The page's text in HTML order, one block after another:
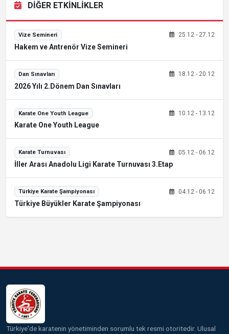
DİĞER ETKİNLİKLER
Vize Semineri 25.12 - 27.12
Hakem ve Antrenör Vize Semineri
Dan Sınavları 18.12 - 20.12
2026 Yılı 2.Dönem Dan Sınavları
Karate One Youth League 10.12 - 13.12
Karate One Youth League
Karate Turnuvası 05.12 - 06.12
İller Arası Anadolu Ligi Karate Turnuvası 3.Etap
Türkiye Karate Şampiyonası 04.12 - 06.12
Türkiye Büyükler Karate Şampiyonası
Türkiye'de karatenin yönetiminden sorumlu tek resmi otoritedir. Ulusal